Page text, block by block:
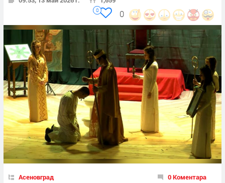
0
0
Асеновград 0 Коментара